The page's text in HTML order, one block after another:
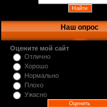
Наш опрос
Оцените мой сайт
Отлично
Хорошо
Нормально
Плохо
Ужасно